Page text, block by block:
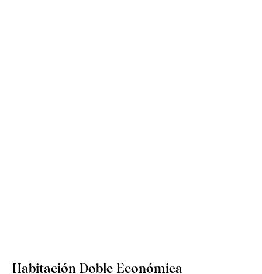
Habitación Doble Económica